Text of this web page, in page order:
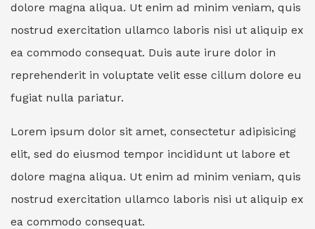
dolore magna aliqua. Ut enim ad minim veniam, quis
nostrud exercitation ullamco laboris nisi ut aliquip ex
ea commodo consequat. Duis aute irure dolor in
reprehenderit in voluptate velit esse cillum dolore eu
fugiat nulla pariatur.
Lorem ipsum dolor sit amet, consectetur adipisicing
elit, sed do eiusmod tempor incididunt ut labore et
dolore magna aliqua. Ut enim ad minim veniam, quis
nostrud exercitation ullamco laboris nisi ut aliquip ex
ea commodo consequat.